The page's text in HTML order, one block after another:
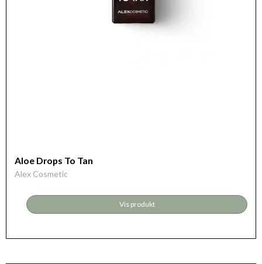
Aloe Drops To Tan
Alex Cosmetic
Vis produkt